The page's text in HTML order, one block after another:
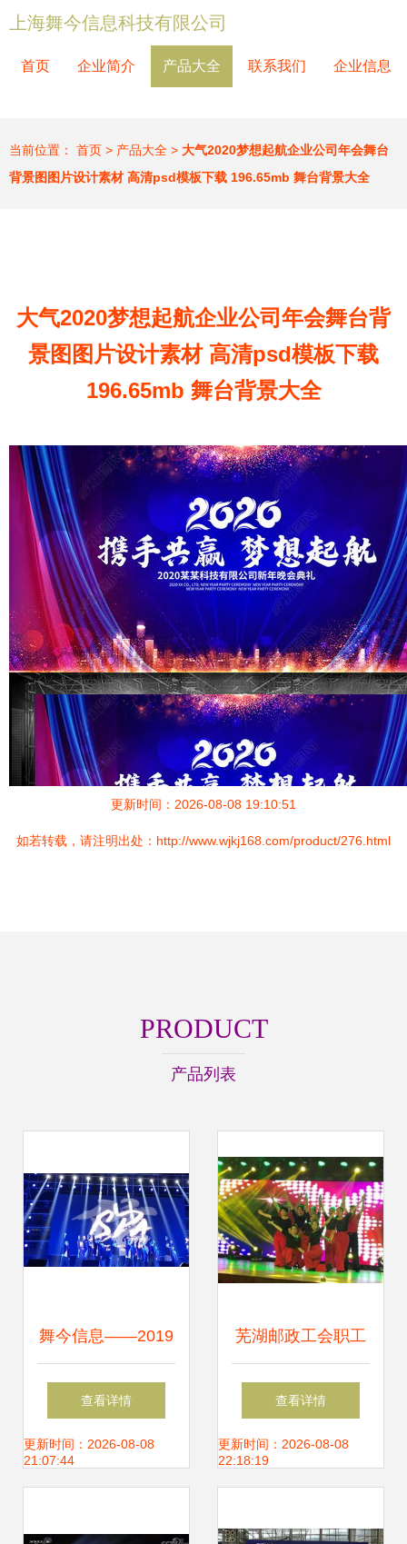
上海舞今信息科技有限公司
首页 企业简介 产品大全 联系我们 企业信息
当前位置： 首页 > 产品大全 > 大气2020梦想起航企业公司年会舞台
背景图图片设计素材 高清psd模板下载 196.65mb 舞台背景大全
大气2020梦想起航企业公司年会舞台背
景图图片设计素材 高清psd模板下载
196.65mb 舞台背景大全
更新时间：2026-08-08 19:10:51
如若转载，请注明出处：http://www.wjkj168.com/product/276.html
PRODUCT
产品列表
舞今信息——2019
深圳信息职业技术
学院街舞协会大迎
查看详情
更新时间：2026-08-08
21:07:44
芜湖邮政工会职工
健身舞蹈《今夜舞
起来》在安徽省邮
查看详情
更新时间：2026-08-08
22:18:19